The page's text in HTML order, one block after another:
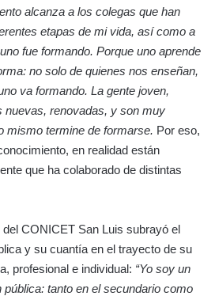
alcanza a los colegas que han
etapas de mi vida, así como a
fue formando. Porque uno aprende
no solo de quienes nos enseñan,
va formando. La gente joven,
nuevas, renovadas, y son muy
mismo termine de formarse. Por eso,
en realidad están
que ha colaborado de distintas
CONICET San Luis subrayó el
y su cuantía en el trayecto de su
profesional e individual: “Yo soy un
tanto en el secundario como